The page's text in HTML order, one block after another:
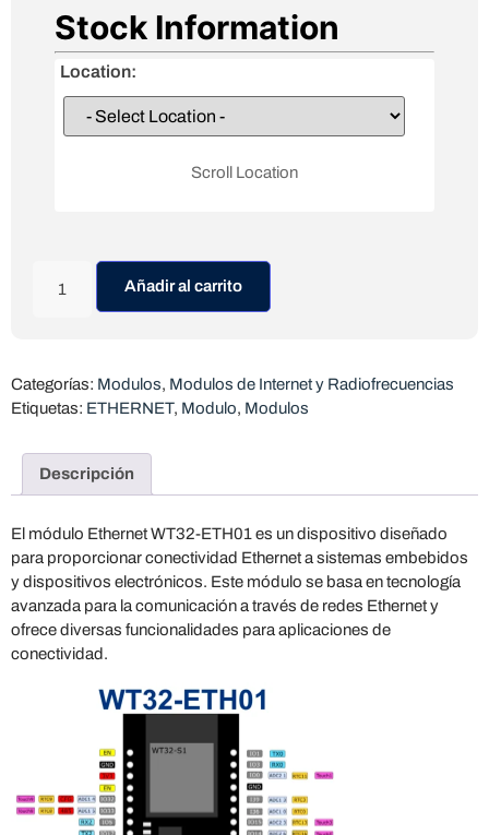
Stock Information
Location:
Scroll Location
Añadir al carrito
Categorías: Modulos, Modulos de Internet y Radiofrecuencias
Etiquetas: ETHERNET, Modulo, Modulos
Descripción
El módulo Ethernet WT32-ETH01 es un dispositivo diseñado
para proporcionar conectividad Ethernet a sistemas embebidos
y dispositivos electrónicos. Este módulo se basa en tecnología
avanzada para la comunicación a través de redes Ethernet y
ofrece diversas funcionalidades para aplicaciones de
conectividad.